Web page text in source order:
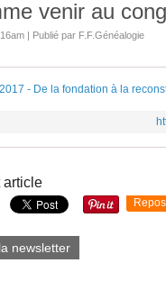
venir au
| Publié par F.F.Généalogie
article
newsletter